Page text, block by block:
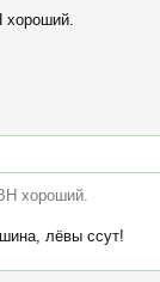
хороший.
хороший.
лёвы ссут!